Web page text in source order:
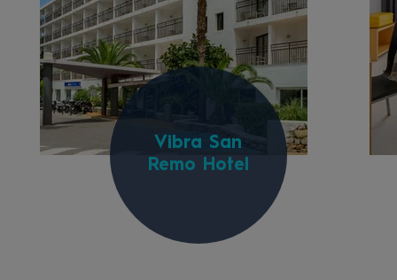
Vibra San
Remo Hotel